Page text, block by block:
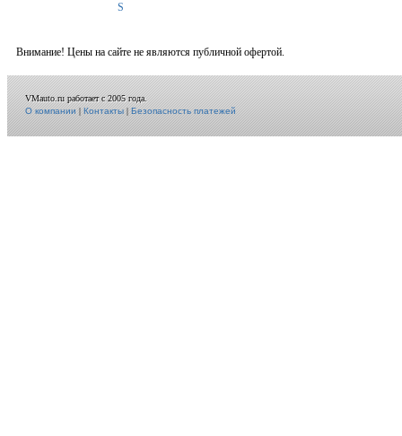
S
Внимание! Цены на сайте не являются публичной офертой.
VMauto.ru работает с 2005 года.
О компании|Контакты|Безопасность платежей